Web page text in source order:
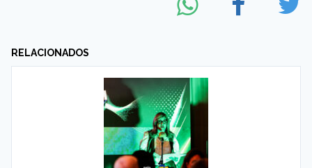
RELACIONADOS